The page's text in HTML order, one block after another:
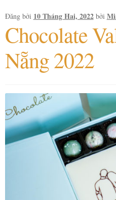
Đăng bởi 10 Tháng Hai, 2022 bởi
Chocolate
Nẵng 2022